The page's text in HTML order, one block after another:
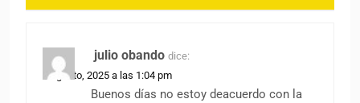
julio obando dice:
5 agosto, 2025 a las 1:04 pm
Buenos días no estoy deacuerdo con la